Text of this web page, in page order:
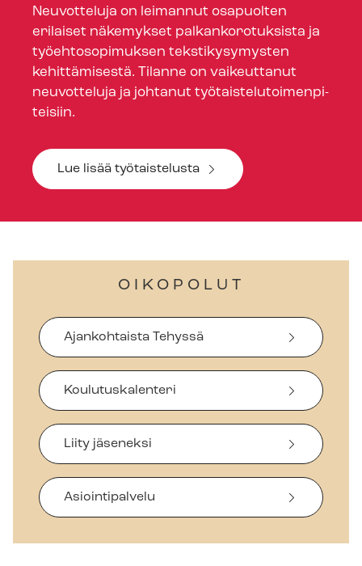
Neuvotteluja on leimannut osapuolten
erilaiset näkemykset pal­kan­ko­ro­tuk­sis­ta ja
työehtosopimuksen tekstikysymysten
kehittämisestä. Tilanne on vaikeuttanut
neuvotteluja ja johtanut työ­tais­te­lu­toi­men­pi­
tei­siin.
Lue lisää työtaistelusta
OIKOPOLUT
Ajankohtaista Tehyssä
Koulutuskalenteri
Liity jäseneksi
Asiointipalvelu